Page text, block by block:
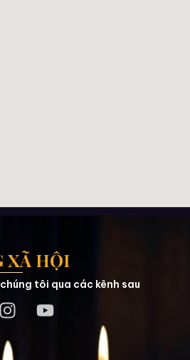
XÃ HỘI
tôi qua các kênh sau